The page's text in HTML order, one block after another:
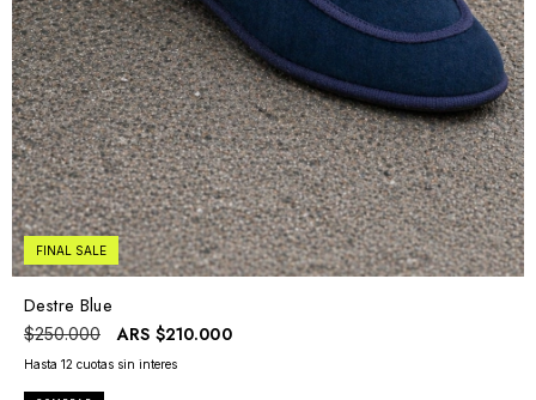
FINAL SALE
Destre Blue
$250.000 ARS $210.000